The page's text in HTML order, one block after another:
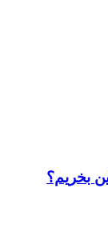
بخریم؟